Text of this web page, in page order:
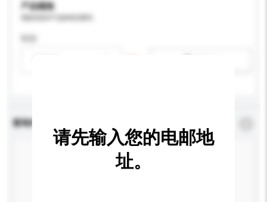
产品规格
查询内容
请先输入您的电邮地
址。